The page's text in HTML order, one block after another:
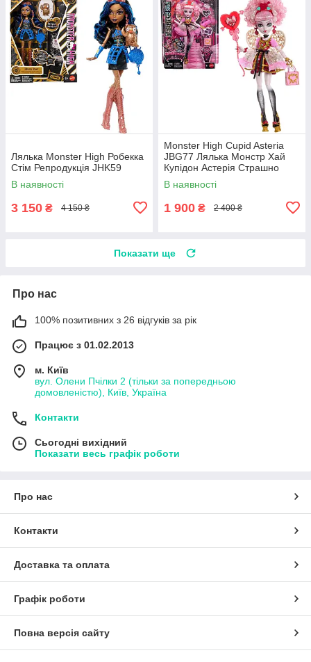
Лялька Monster High Робекка
Стім Репродукція JHK59
В наявності
3 150 ₴ 4 150 ₴
Monster High Cupid Asteria
JBG77 Лялька Монстр Хай
Купідон Астерія Страшно
солодкий День народження
В наявності
1 900 ₴ 2 400 ₴
Показати ще
Про нас
100% позитивних з 26 відгуків за рік
Працює з 01.02.2013
м. Київ
вул. Олени Пчілки 2 (тільки за попередньою
домовленістю), Київ, Україна
Контакти
Сьогодні вихідний
Показати весь графік роботи
Про нас
Контакти
Доставка та оплата
Графік роботи
Повна версія сайту